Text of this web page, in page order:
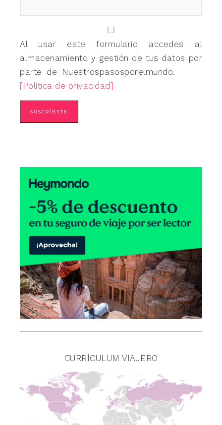
Al usar este formulario accedes al
almacenamiento y gestión de tus datos por
parte de Nuestrospasosporelmundo.
[Política de privacidad]
CURRÍCULUM VIAJERO